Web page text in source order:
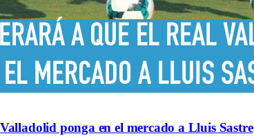
ponga en el mercado a Lluis Sastre